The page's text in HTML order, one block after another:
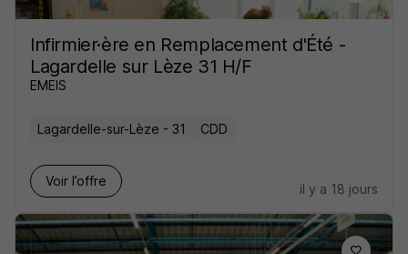
Infirmier·ère en Remplacement d'Été -
Lagardelle sur Lèze 31 H/F
EMEIS
Lagardelle-sur-Lèze - 31 CDD
Voir l’offre
il y a 18 jours